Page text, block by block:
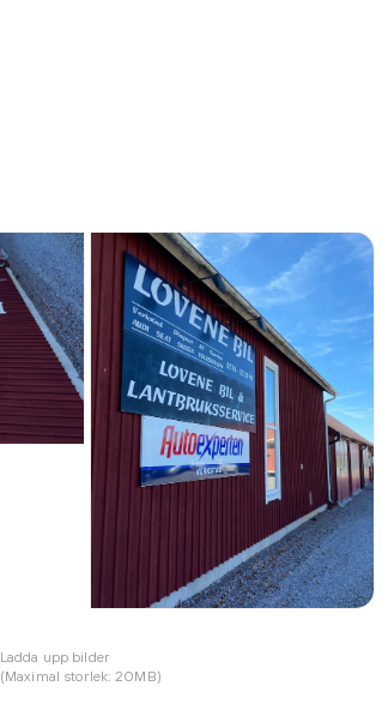
Ladda upp bilder
(Maximal storlek: 20MB)